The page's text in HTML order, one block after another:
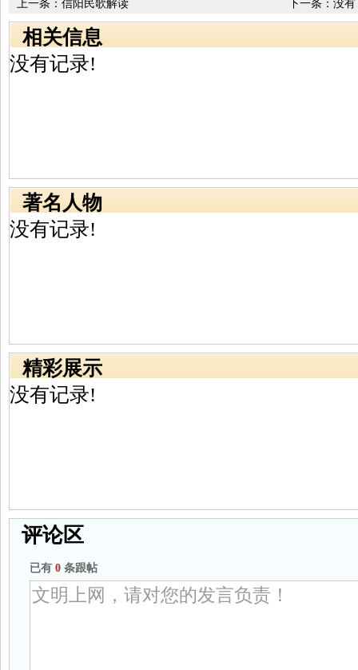
下一条：没
上一条： 信阳民歌解读
相关信息
没有记录!
著名人物
没有记录!
精彩展示
没有记录!
评论区
已有 0 条跟帖